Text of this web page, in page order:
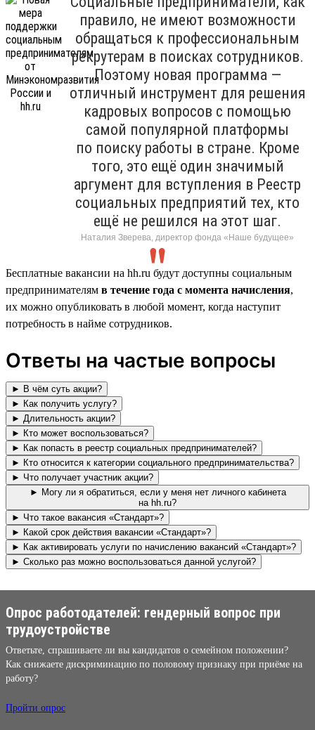
правило, не имеют возможности
обращаться к профессиональным
рекрутерам в поисках сотрудников.
Поэтому новая программа —
отличный инструмент для решения
кадровых вопросов с помощью
самой популярной платформы
по поиску работы в стране. Кроме
того, это ещё один значимый
аргумент для вступления в Реестр
социальных предприятий тех, кто
ещё не решился на этот шаг.
Наталия Зверева, директор фонда «Наше будущее»
Бесплатные вакансии на hh.ru будут доступны социальным
предпринимателям в течение года с момента начисления,
их можно опубликовать в любой момент, когда наступит
потребность в найме сотрудников.
Ответы на частые вопросы
► В чём суть акции?
► Как получить услугу?
► Длительность акции?
► Кто может воспользоваться?
► Как попасть в реестр социальных предпринимателей?
► Кто относится к категории социального предпринимательства?
► Что получает участник акции?
► Могу ли я обратиться, если у меня нет личного кабинета
на hh.ru?
► Что такое вакансия «Стандарт»?
► Какой срок действия вакансии «Стандарт»?
► Как активировать услуги по начислению вакансий «Стандарт»?
► Сколько раз можно воспользоваться данной услугой?
Опрос работодателей: гендерный вопрос при
трудоустройстве
Ответьте, спрашиваете ли вы кандидатов о семейном положении?
Как снижаете дискриминацию по половому признаку при приёме на
работу?
Пройти опрос